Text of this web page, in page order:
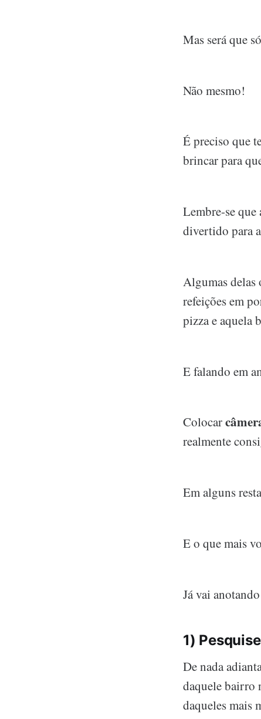
Mas será que
Não mesmo!
É preciso que
brincar para
Lembre-se que
divertido para
Algumas delas
refeições em
pizza e aquela
E falando em
Colocar
realmente
Em alguns
E o que mais
Já vai
1)
De nada
daquele bairro
daqueles mais